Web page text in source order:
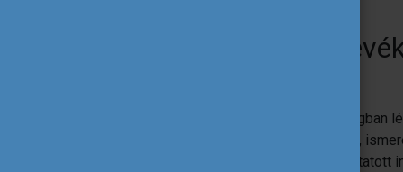
3. Megvalósítható
megvalósítható egy programországban
hogy a résztvevők új gyakorlatokra,
munkatársaival, önkénteseivel